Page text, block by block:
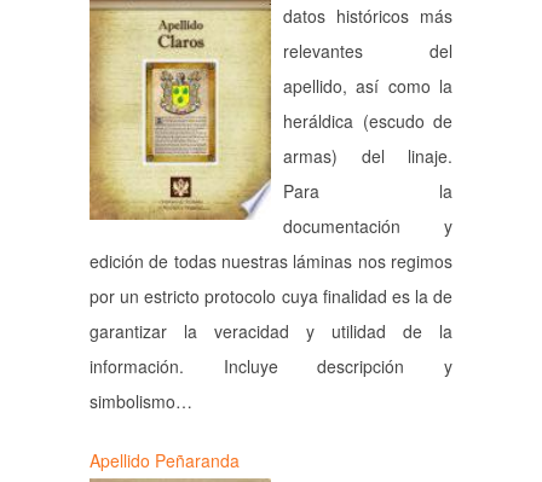
datos históricos más
relevantes del
apellido, así como la
heráldica (escudo de
armas) del linaje.
Para la
documentación y
edición de todas nuestras láminas nos regimos
por un estricto protocolo cuya finalidad es la de
garantizar la veracidad y utilidad de la
información. Incluye descripción y
simbolismo…
Apellido Peñaranda